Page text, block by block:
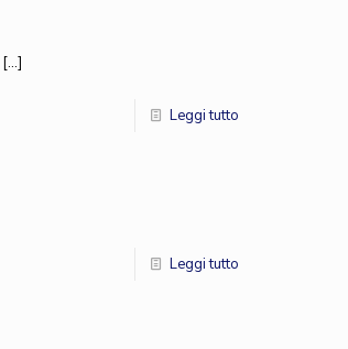
[…]
Leggi tutto
Leggi tutto